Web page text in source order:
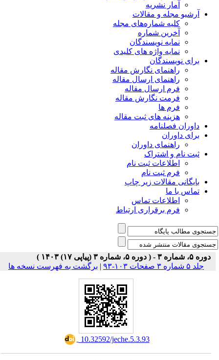
آمار نشریه
آرشیو مجله و مقالات
کلیه شماره‌های مجله
آخرین شماره
نمایه نویسندگان
نمایه واژه های کلیدی
برای نویسندگان
راهنمای نگارش مقاله
راهنمای ارسال مقاله
فرم ارسال مقاله
فرمت نگارش مقاله
فرم ها
هزینه های ثبت مقاله
داوران فصلنامه
برای داوران
راهنمای داوران
ثبت نام و اشتراک
اطلاعات ثبت نام
فرم ثبت نام
بایگانی مقالات زیر چاپ
تماس با ما
اطلاعات تماس
فرم برقراری ارتباط
دوره ۵، شماره ۳ - ( دوره ۵، شماره ۳ (پیاپی ۱۷) ۱۴۰۳ )
جلد ۵ شماره ۳ صفحات ۱۰۳-۹۳
|برگشت به فهرست نسخه ها
‎ 10.32592/jeche.5.3.93